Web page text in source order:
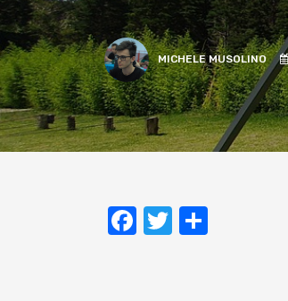
MICHELE MUSOLINO
Facebook
Twitter